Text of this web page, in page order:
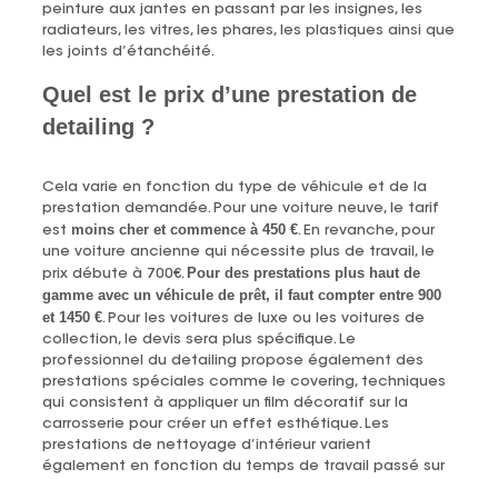
peinture aux jantes en passant par les insignes, les
radiateurs, les vitres, les phares, les plastiques ainsi que
les joints d’étanchéité.
Quel est le prix d’une prestation de
detailing ?
Cela varie en fonction du type de véhicule et de la
prestation demandée. Pour une voiture neuve, le tarif
est moins cher et commence à 450 €. En revanche, pour
une voiture ancienne qui nécessite plus de travail, le
prix débute à 700€. Pour des prestations plus haut de
gamme avec un véhicule de prêt, il faut compter entre 900
et 1450 €. Pour les voitures de luxe ou les voitures de
collection, le devis sera plus spécifique. Le
professionnel du detailing propose également des
prestations spéciales comme le covering, techniques
qui consistent à appliquer un film décoratif sur la
carrosserie pour créer un effet esthétique. Les
prestations de nettoyage d’intérieur varient
également en fonction du temps de travail passé sur